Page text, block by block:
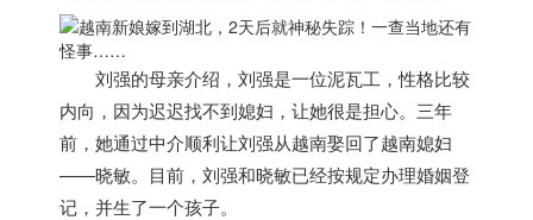
刘强的母亲介绍，刘强是一位泥瓦工，性格比较
内向，因为迟迟找不到媳妇，让她很是担心。三年
前，她通过中介顺利让刘强从越南娶回了越南媳妇
——晓敏。目前，刘强和晓敏已经按规定办理婚姻登
记，并生了一个孩子。